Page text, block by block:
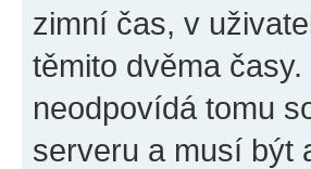
zimní čas, v
těmito dvěma
neodpovídá tomu
serveru a musí být